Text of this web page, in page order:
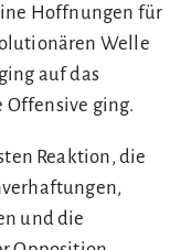
Hoffnungen für
Welle
auf das
Offensive ging.
Reaktion, die
und die